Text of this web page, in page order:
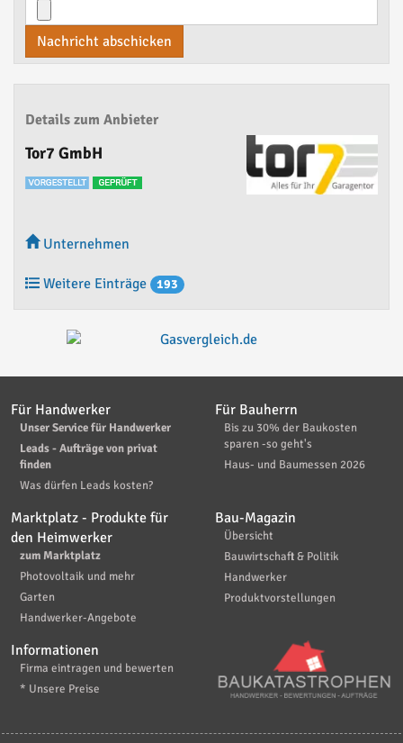
Nachricht abschicken
Details zum Anbieter
Tor7 GmbH
Unternehmen
Weitere Einträge 193
Für Handwerker
Unser Service für Handwerker
Leads - Aufträge von privat
finden
Was dürfen Leads kosten?
Für Bauherrn
Bis zu 30% der Baukosten
sparen -so geht's
Haus- und Baumessen 2026
Marktplatz - Produkte für
den Heimwerker
zum Marktplatz
Photovoltaik und mehr
Garten
Handwerker-Angebote
Bau-Magazin
Übersicht
Bauwirtschaft & Politik
Handwerker
Produktvorstellungen
Informationen
Firma eintragen und bewerten
* Unsere Preise